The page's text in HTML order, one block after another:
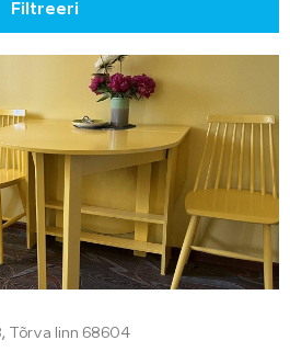
Filtreeri
Tõrva linn 68604